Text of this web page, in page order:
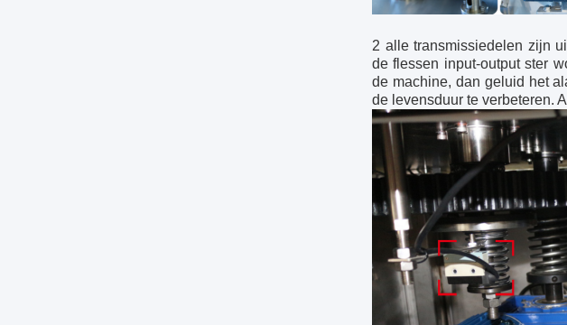
2 alle transmissiedelen zijn
de flessen input-output ster
de machine, dan geluid het
de levensduur te verbeteren.